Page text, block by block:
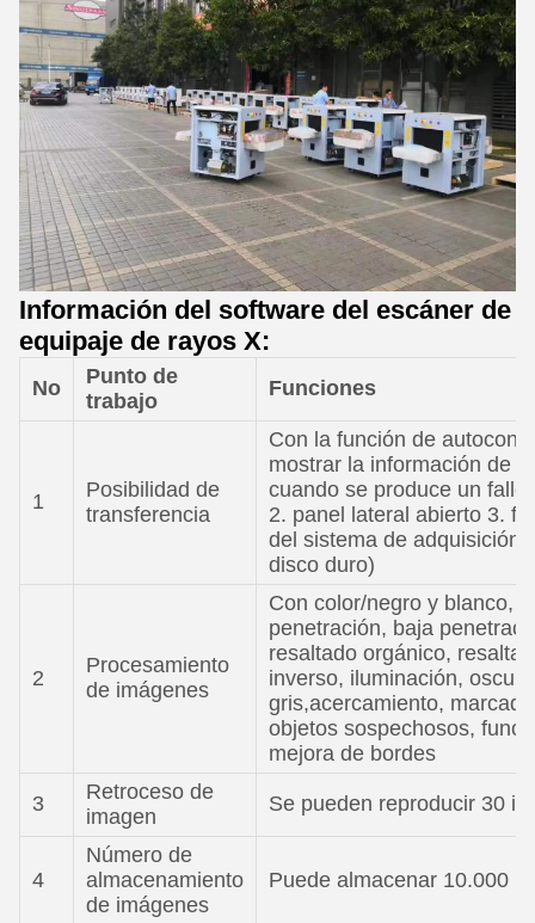
Información del software del escáner de
equipaje de rayos X:
No
Punto de
trabajo
Funciones
1
Posibilidad de
transferencia
Con la función de
mostrar la información de
cuando se produce un
2. panel lateral abierto 3.
del sistema de adquisición
disco duro)
2
Procesamiento
de imágenes
Con color/negro y blanco,
penetración, baja
resaltado orgánico,
inverso, iluminación,
gris,acercamiento,
objetos sospechosos,
mejora de bordes
3
Retroceso de
imagen
Se pueden reproducir 30
4
Número de
almacenamiento
de imágenes
Puede almacenar 10.000